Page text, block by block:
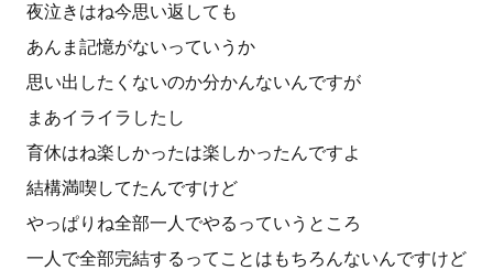
夜泣きはね今思い返しても
あんま記憶がないっていうか
思い出したくないのか分かんないんですが
まあイライラしたし
育休はね楽しかったは楽しかったんですよ
結構満喫してたんですけど
やっぱりね全部一人でやるっていうところ
一人で全部完結するってことはもちろんないんですけど